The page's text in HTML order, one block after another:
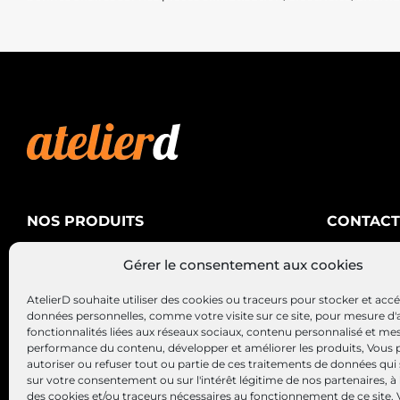
Gérer le consentement aux cookies
AtelierD souhaite utiliser des cookies ou traceurs pour stocker et
données personnelles, comme votre visite sur ce site, pour mesure
fonctionnalités liées aux réseaux sociaux, contenu personnalisé et
performance du contenu, développer et améliorer les produits, Vous
autoriser ou refuser tout ou partie de ces traitements de données qui
sur votre consentement ou sur l'intérêt légitime de nos partenaires, à
des cookies et/ou traceurs nécessaires au fonctionnement de ce site.
NOS PRODUITS
Alternateurs – Démarreurs
CONTACT
AtelierD
88200
03 29 22 34